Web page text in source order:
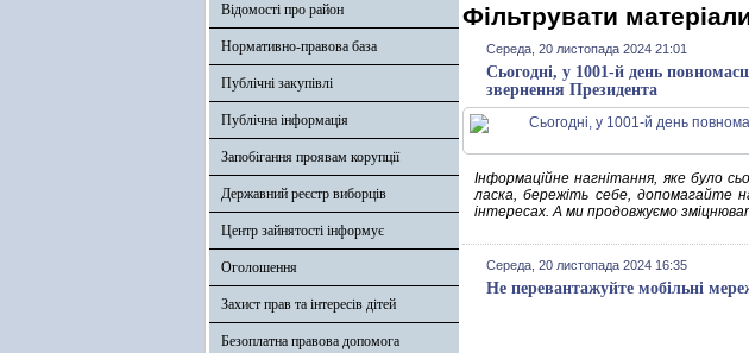
Відомості про район
Нормативно-правова база
Публічні закупівлі
Публічна інформація
Запобігання проявам корупції
Державний реєстр виборців
Центр зайнятості інформує
Оголошення
Захист прав та інтересів дітей
Безоплатна правова допомога
Фільтрувати
Середа, 20 листопада 2024 21:01
Сьогодні, у 1001-й день
звернення Президента
Інформаційне нагнітання, яке було
ласка, бережіть себе, допомагайте
інтересах. А ми продовжуємо
Середа, 20 листопада 2024 16:35
Не перевантажуйте мобільні